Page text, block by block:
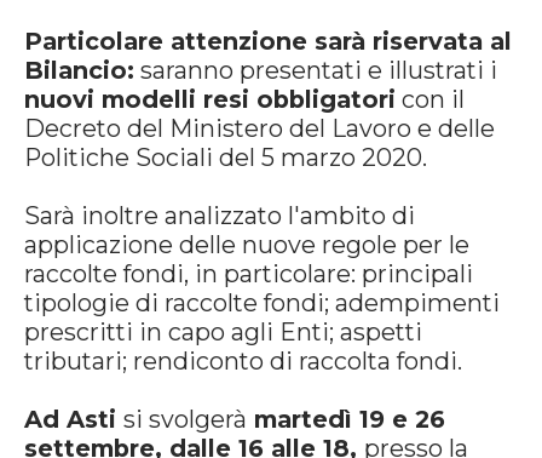
Particolare attenzione sarà riservata al
Bilancio: saranno presentati e illustrati i
nuovi modelli resi obbligatori con il
Decreto del Ministero del Lavoro e delle
Politiche Sociali del 5 marzo 2020.
Sarà inoltre analizzato l'ambito di
applicazione delle nuove regole per le
raccolte fondi, in particolare: principali
tipologie di raccolte fondi; adempimenti
prescritti in capo agli Enti; aspetti
tributari; rendiconto di raccolta fondi.
Ad Asti si svolgerà martedì 19 e 26
settembre, dalle 16 alle 18, presso la